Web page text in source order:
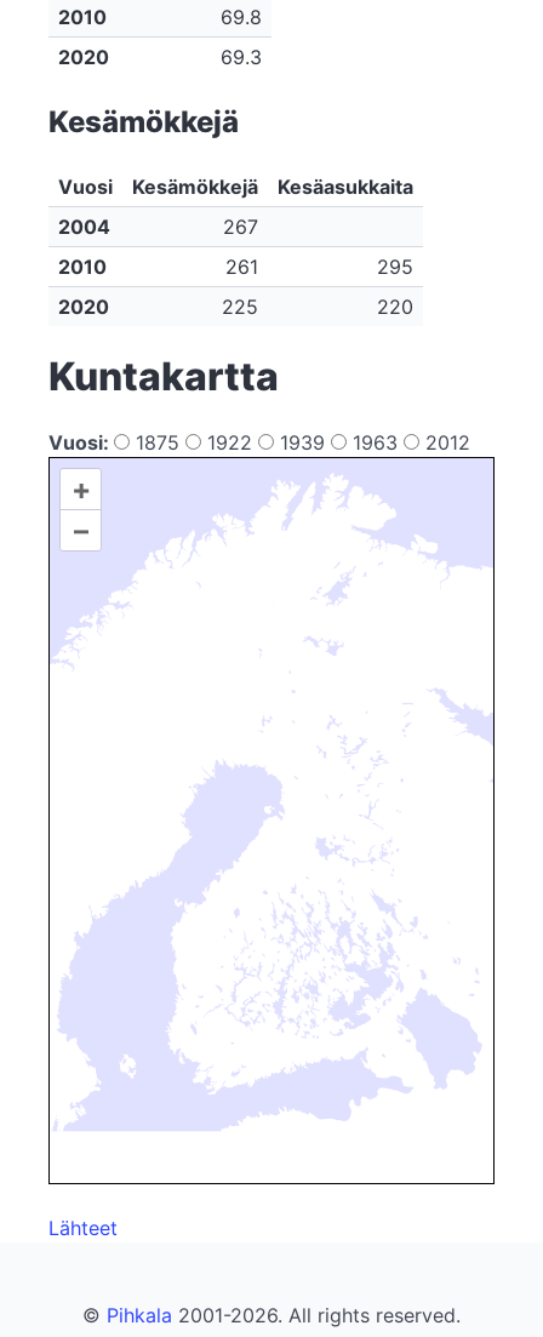
2010
69.8
2020
69.3
Kesämökkejä
Vuosi Kesämökkejä
Kesäasukkaita
2004
267
2010
261
295
2020
225 220
Kuntakartta
Vuosi: 1875 1922 1939 1963 2012
+
–
Lähteet
© Pihkala 2001-2026. All rights reserved.